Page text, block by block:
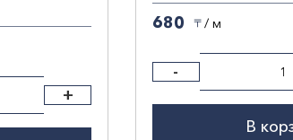
+
680 〒 / м
-
В